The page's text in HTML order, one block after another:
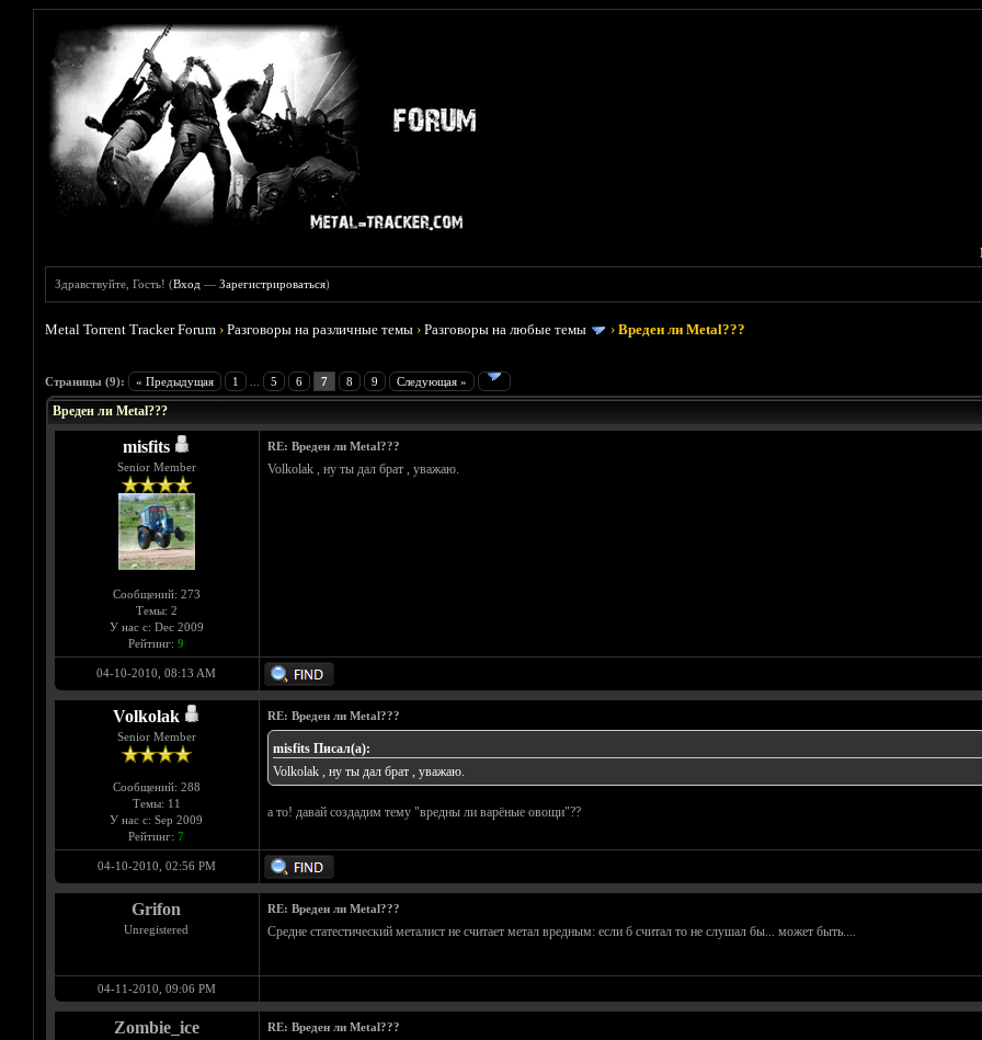
Здравствуйте, Гость! (Вход —Зарегистрироваться)
Metal Torrent Tracker Forum ›Разговоры на различные темы ›Разговоры на любые темы ›Вреден ли Metal???
Страницы (9): « Предыдущая 1 5 6 7 8 9 Следующая »
Голосов: 0 - Средняя оценка: 0
1
2
3
4
5
Вреден ли Metal???
misfits
Senior Member
Сообщений: 273
Темы: 2
У нас с: Dec 2009
Рейтинг: 9
RE: Вреден ли Metal???
Volkolak , ну ты дал брат , уважаю.
04-10-2010, 08:13 AM
Volkolak
Senior Member
Сообщений: 288
Темы: 11
У нас с: Sep 2009
Рейтинг: 7
RE: Вреден ли Metal???
misfits Писал(а):
Volkolak , ну ты дал брат , уважаю.
а то! давай создадим тему "вредны ли варёные овощи"??
04-10-2010, 02:56 PM
Grifon
Unregistered
RE: Вреден ли Metal???
Средне статестический металист не считает метал вредным: если б считал то не слушал бы... может быть....
04-11-2010, 09:06 PM
Zombie_ice RE: Вреден ли Metal???